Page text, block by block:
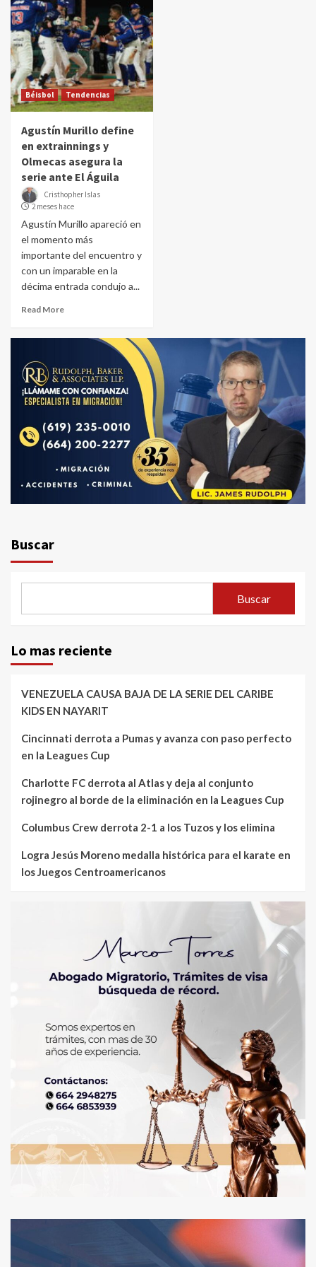
Béisbol Tendencias
Agustín Murillo define
en extrainnings y
Olmecas asegura la
serie ante El Águila
Cristhopher Islas
2 meses hace
Agustín Murillo apareció en
el momento más
importante del encuentro y
con un imparable en la
décima entrada condujo a...
Read More
Buscar
Buscar
Lo mas reciente
VENEZUELA CAUSA BAJA DE LA SERIE DEL CARIBE
KIDS EN NAYARIT
Cincinnati derrota a Pumas y avanza con paso perfecto
en la Leagues Cup
Charlotte FC derrota al Atlas y deja al conjunto
rojinegro al borde de la eliminación en la Leagues Cup
Columbus Crew derrota 2-1 a los Tuzos y los elimina
Logra Jesús Moreno medalla histórica para el karate en
los Juegos Centroamericanos